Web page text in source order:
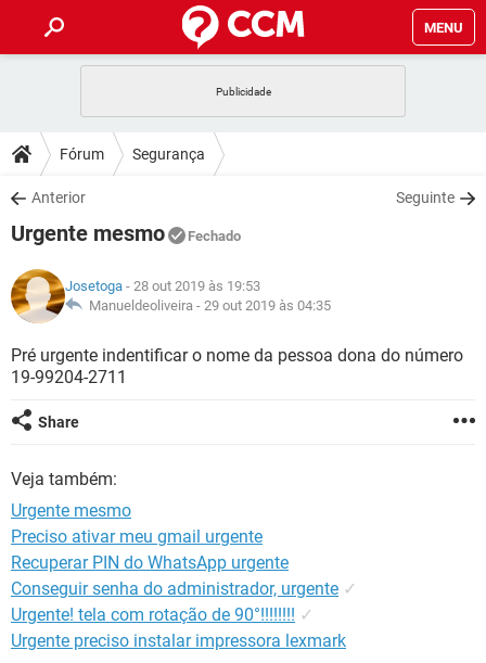
MENU
CELULAR
OUTLOOK
INSTAGRAM
GUIA DE COMPRAS
DICAS
JOGOS
INSTAGRAM GMAIL
GUIA DE COMPRAS
DOWNLOADS
JOGOS
CELULAR
OUTLOOK EXCEL
INSTAGRAM GMAIL
GUIA DE COMPRAS
FÓRUM
JOGOS WHATSAPP
CELULAR
OUTLOOK EXCEL
GLOSSÁRIO
JOGOS WHATSAPP
CELULAR
OUTLOOK
GUIA DE COMPRAS
Fórum Segurança
Anterior Seguinte
Urgente mesmo Fechado
Josetoga - 28 out 2019 às 19:53
Manueldeoliveira - 29 out 2019 às 04:35
Pré urgente indentificar o nome da pessoa dona do número
19-99204-2711
Share
Veja também:
Urgente mesmo
Preciso ativar meu gmail urgente
Recuperar PIN do WhatsApp urgente
Conseguir senha do administrador, urgente ✓
Urgente! tela com rotação de 90°!!!!!!!! ✓
Urgente preciso instalar impressora lexmark